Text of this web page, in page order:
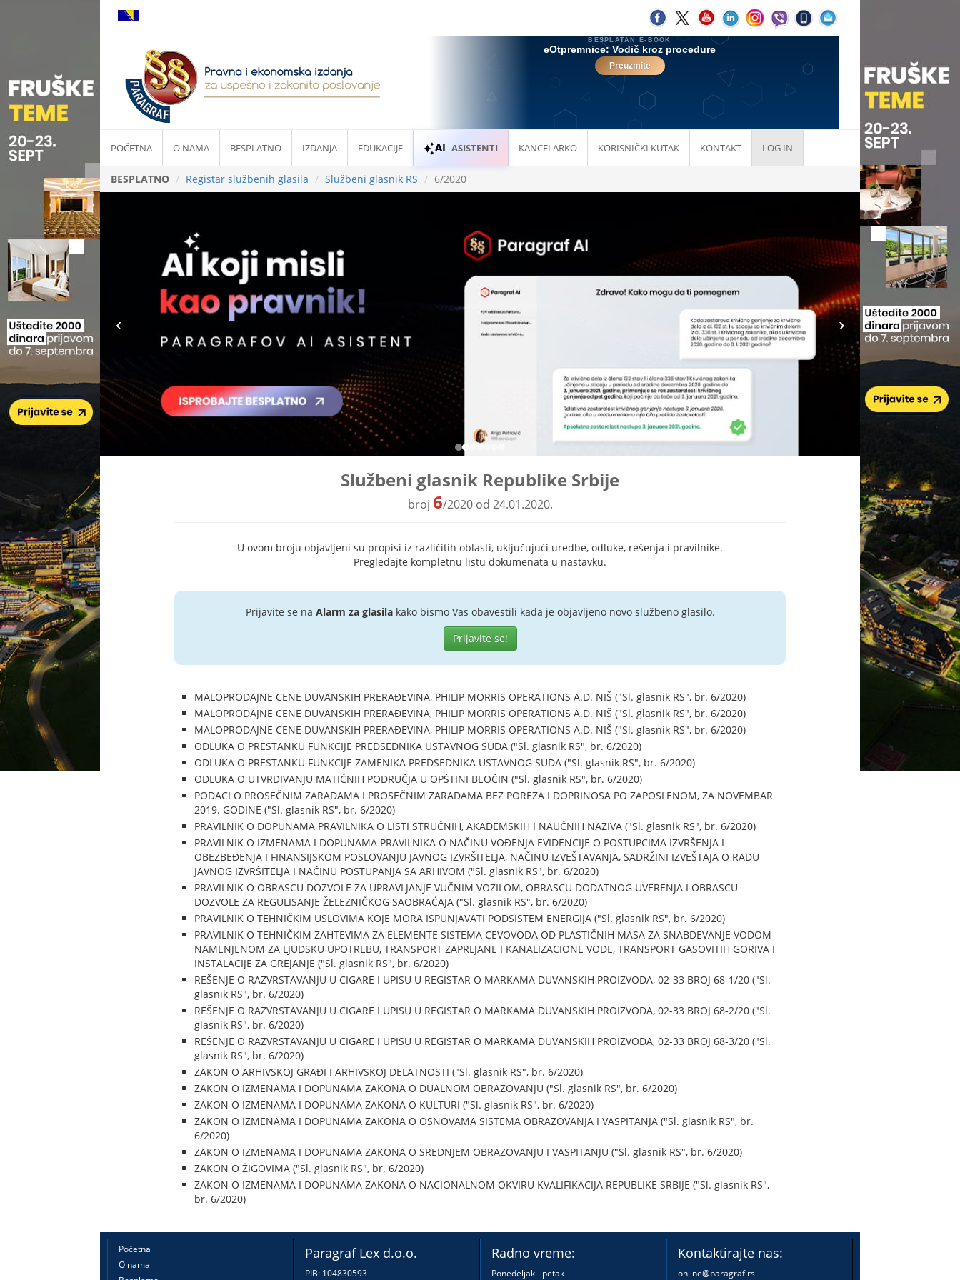
POČETNA O NAMA BESPLATNO IZDANJA EDUKACIJE ASISTENTI KANCELARKO KORISNIČKI KUTAK KONTAKT LOG IN
BESPLATNO Registar službenih glasila Službeni glasnik RS 6/2020
Službeni glasnik Republike Srbije
broj 6/2020 od 24.01.2020.
U ovom broju objavljeni su propisi iz različitih oblasti, uključujući uredbe, odluke, rešenja i pravilnike.
Pregledajte kompletnu listu dokumenata u nastavku.
Prijavite se na Alarm za glasilakako bismo Vas obavestili kada je objavljeno novo službeno glasilo.
Prijavite se!
MALOPRODAJNE CENE DUVANSKIH PRERAĐEVINA, PHILIP MORRIS OPERATIONS A.D. NIŠ ("Sl. glasnik RS", br. 6/2020)
MALOPRODAJNE CENE DUVANSKIH PRERAĐEVINA, PHILIP MORRIS OPERATIONS A.D. NIŠ ("Sl. glasnik RS", br. 6/2020)
MALOPRODAJNE CENE DUVANSKIH PRERAĐEVINA, PHILIP MORRIS OPERATIONS A.D. NIŠ ("Sl. glasnik RS", br. 6/2020)
ODLUKA O PRESTANKU FUNKCIJE PREDSEDNIKA USTAVNOG SUDA ("Sl. glasnik RS", br. 6/2020)
ODLUKA O PRESTANKU FUNKCIJE ZAMENIKA PREDSEDNIKA USTAVNOG SUDA ("Sl. glasnik RS", br. 6/2020)
ODLUKA O UTVRĐIVANJU MATIČNIH PODRUČJA U OPŠTINI BEOČIN ("Sl. glasnik RS", br. 6/2020)
PODACI O PROSEČNIM ZARADAMA I PROSEČNIM ZARADAMA BEZ POREZA I DOPRINOSA PO ZAPOSLENOM, ZA NOVEMBAR
2019. GODINE ("Sl. glasnik RS", br. 6/2020)
PRAVILNIK O DOPUNAMA PRAVILNIKA O LISTI STRUČNIH, AKADEMSKIH I NAUČNIH NAZIVA ("Sl. glasnik RS", br. 6/2020)
PRAVILNIK O IZMENAMA I DOPUNAMA PRAVILNIKA O NAČINU VOĐENJA EVIDENCIJE O POSTUPCIMA IZVRŠENJA I
OBEZBEĐENJA I FINANSIJSKOM POSLOVANJU JAVNOG IZVRŠITELJA, NAČINU IZVEŠTAVANJA, SADRŽINI IZVEŠTAJA O RADU
JAVNOG IZVRŠITELJA I NAČINU POSTUPANJA SA ARHIVOM ("Sl. glasnik RS", br. 6/2020)
PRAVILNIK O OBRASCU DOZVOLE ZA UPRAVLJANJE VUČNIM VOZILOM, OBRASCU DODATNOG UVERENJA I OBRASCU
DOZVOLE ZA REGULISANJE ŽELEZNIČKOG SAOBRAĆAJA ("Sl. glasnik RS", br. 6/2020)
PRAVILNIK O TEHNIČKIM USLOVIMA KOJE MORA ISPUNJAVATI PODSISTEM ENERGIJA ("Sl. glasnik RS", br. 6/2020)
PRAVILNIK O TEHNIČKIM ZAHTEVIMA ZA ELEMENTE SISTEMA CEVOVODA OD PLASTIČNIH MASA ZA SNABDEVANJE VODOM
NAMENJENOM ZA LJUDSKU UPOTREBU, TRANSPORT ZAPRLJANE I KANALIZACIONE VODE, TRANSPORT GASOVITIH GORIVA I
INSTALACIJE ZA GREJANJE ("Sl. glasnik RS", br. 6/2020)
REŠENJE O RAZVRSTAVANJU U CIGARE I UPISU U REGISTAR O MARKAMA DUVANSKIH PROIZVODA, 02-33 BROJ 68-1/20 ("Sl.
glasnik RS", br. 6/2020)
REŠENJE O RAZVRSTAVANJU U CIGARE I UPISU U REGISTAR O MARKAMA DUVANSKIH PROIZVODA, 02-33 BROJ 68-2/20 ("Sl.
glasnik RS", br. 6/2020)
REŠENJE O RAZVRSTAVANJU U CIGARE I UPISU U REGISTAR O MARKAMA DUVANSKIH PROIZVODA, 02-33 BROJ 68-3/20 ("Sl.
glasnik RS", br. 6/2020)
ZAKON O ARHIVSKOJ GRAĐI I ARHIVSKOJ DELATNOSTI ("Sl. glasnik RS", br. 6/2020)
ZAKON O IZMENAMA I DOPUNAMA ZAKONA O DUALNOM OBRAZOVANJU ("Sl. glasnik RS", br. 6/2020)
ZAKON O IZMENAMA I DOPUNAMA ZAKONA O KULTURI ("Sl. glasnik RS", br. 6/2020)
ZAKON O IZMENAMA I DOPUNAMA ZAKONA O OSNOVAMA SISTEMA OBRAZOVANJA I VASPITANJA ("Sl. glasnik RS", br.
6/2020)
ZAKON O IZMENAMA I DOPUNAMA ZAKONA O SREDNJEM OBRAZOVANJU I VASPITANJU ("Sl. glasnik RS", br. 6/2020)
ZAKON O ŽIGOVIMA ("Sl. glasnik RS", br. 6/2020)
ZAKON O IZMENAMA I DOPUNAMA ZAKONA O NACIONALNOM OKVIRU KVALIFIKACIJA REPUBLIKE SRBIJE ("Sl. glasnik RS",
br. 6/2020)
Početna
O nama
Paragraf Lex d.o.o.
PIB: 104830593
Radno vreme:
Ponedeljak - petak
Kontaktirajte nas:
online@paragraf.rs